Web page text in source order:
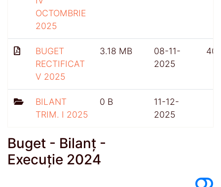
OCTOMBRIE
2025
BUGET
RECTIFICAT
V 2025
3.18 MB
08-11-
2025
BILANT
TRIM. I 2025
0 B
11-12-
2025
Buget - Bilanț -
Execuție 2024